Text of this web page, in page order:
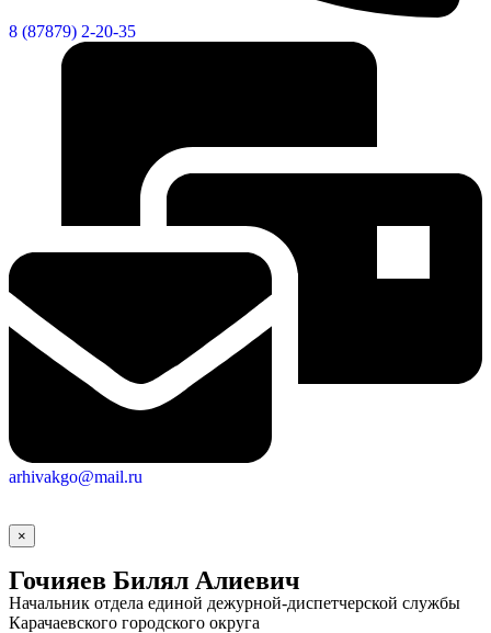
8 (87879) 2-20-35
arhivakgo@mail.ru
×
Гочияев Билял Алиевич
Начальник отдела единой дежурной-диспетчерской службы
Карачаевского городского округа